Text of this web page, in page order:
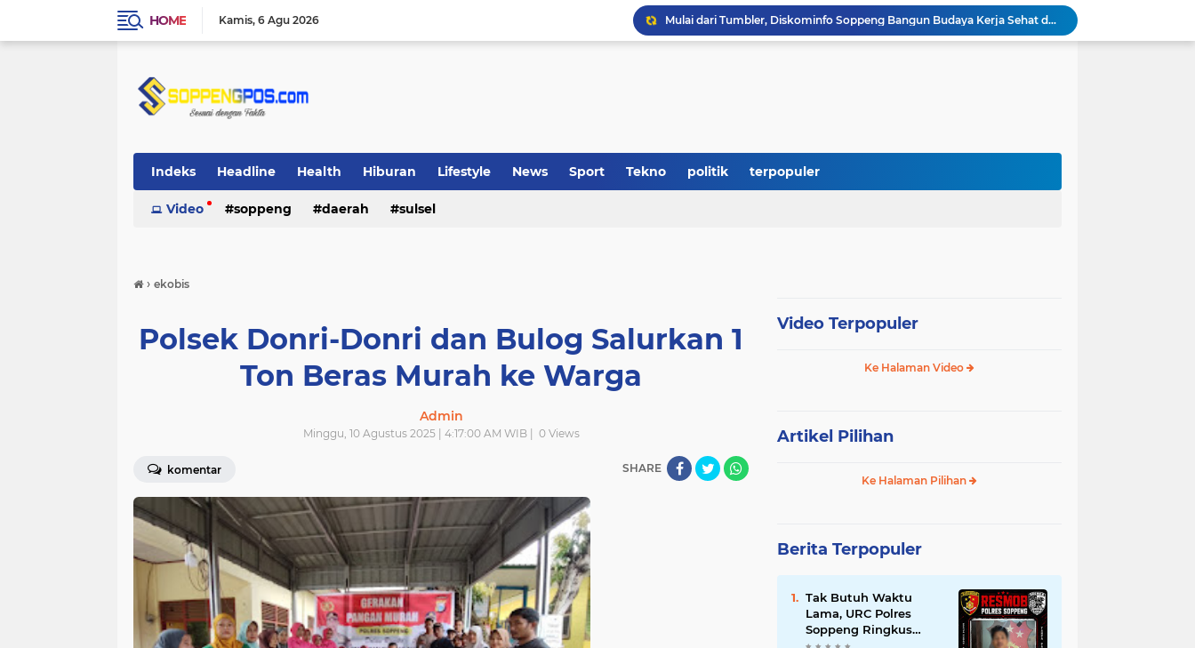
HOME Kamis 6 Agu 2026
Tak Butuh Waktu Lama, URC Polres Soppeng Ringkus Terduga Pelaku Pencurian di Liliriaja
Berpengalaman di Ditreskrimsus dan Bareskrim, AKBP Hari Budiyanto Nahkodai Polres Soppeng
Wabup Soppeng Hadiri Pelantikan Dua PPAT, Dorong Penguatan Pelayanan Pertanahan
Indeks Headline Health Hiburan Lifestyle News Sport Tekno politik terpopuler
Video soppeng daerah sulsel
› ekobis
Polsek Donri-Donri dan Bulog Salurkan 1
Ton Beras Murah ke Warga
Admin
Minggu, 10 Agustus 2025 | 4:17:00 AM WIB | 0Views
komentar SHARE
Video Terpopuler
Ke Halaman Video
Artikel Pilihan
Ke Halaman Pilihan
Berita Terpopuler
Tak Butuh Waktu
Lama, URC Polres
Soppeng Ringkus